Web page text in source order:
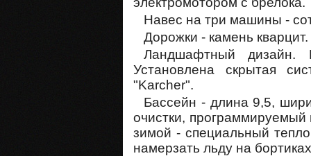
Навес на три машины -
Дорожки - камень кварцит.
Ландшафтный
Установлена скрытая
"Karcher".
Бассейн - длина 9,5,
очистки, программируемый
зимой - специальный
намерзать льду на